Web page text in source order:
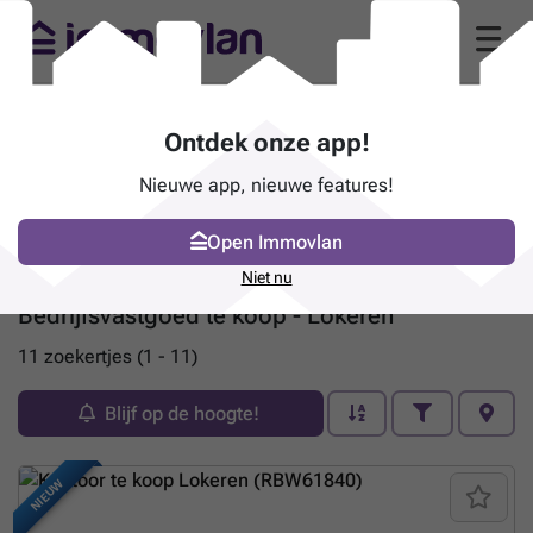
Bedrijfsvastgoed te koop - Lokeren
11 zoekertjes (1 - 11)
Blijf op de hoogte!
NIEUW
Ontdek onze app!
Nieuwe app, nieuwe features!
Open Immovlan
Niet nu